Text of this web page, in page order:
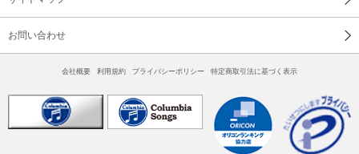
お問い合わせ
会社概要 利用規約 プライバシーポリシー 特定商取引法に基づく表示